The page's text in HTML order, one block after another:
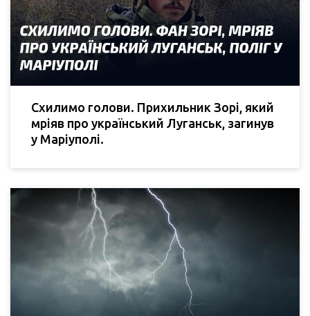
Схилимо голови. Прихильник Зорі, який
мріяв про український Луганськ, загинув
у Маріуполі.